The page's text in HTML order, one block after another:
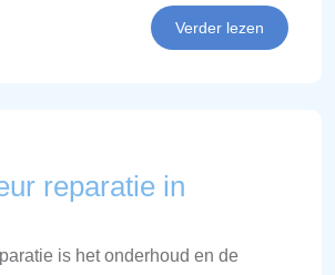
Verder lezen
reparatie in
is het onderhoud en de